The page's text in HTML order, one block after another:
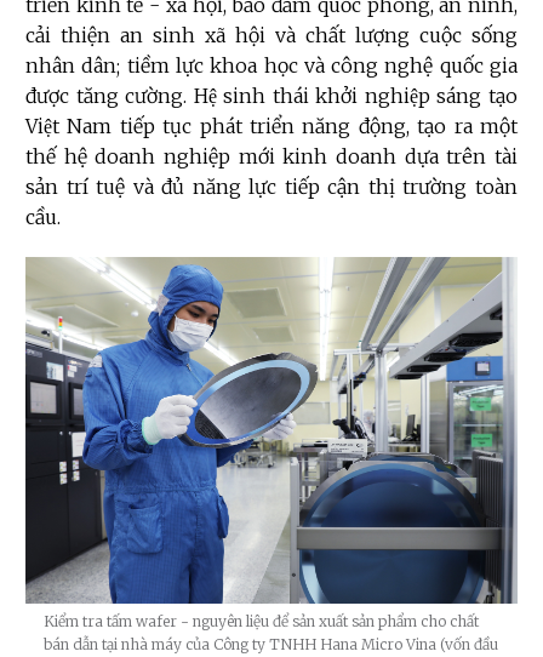
triển kinh tế - xã hội, bảo đảm quốc phòng, an ninh,
cải thiện an sinh xã hội và chất lượng cuộc sống
nhân dân; tiềm lực khoa học và công nghệ quốc gia
được tăng cường. Hệ sinh thái khởi nghiệp sáng tạo
Việt Nam tiếp tục phát triển năng động, tạo ra một
thế hệ doanh nghiệp mới kinh doanh dựa trên tài
sản trí tuệ và đủ năng lực tiếp cận thị trường toàn
cầu.
Kiểm tra tấm wafer - nguyên liệu để sản xuất sản phẩm cho chất
bán dẫn tại nhà máy của Công ty TNHH Hana Micro Vina (vốn đầu